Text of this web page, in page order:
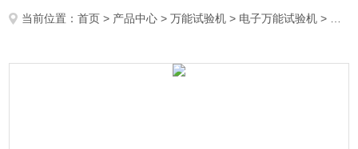
当前位置：首页 > 产品中心 >万能试验机 > 电子万能试验机 > WDL微机控制万能试验机